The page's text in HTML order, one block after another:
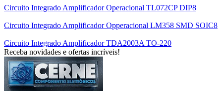
Circuito Integrado Amplificador Operacional TL072CP DIP8
Circuito Integrado Amplificador Opperacional LM358 SMD SOIC8
Circuito Integrado Amplificador TDA2003A TO-220
Receba novidades e ofertas incríveis!